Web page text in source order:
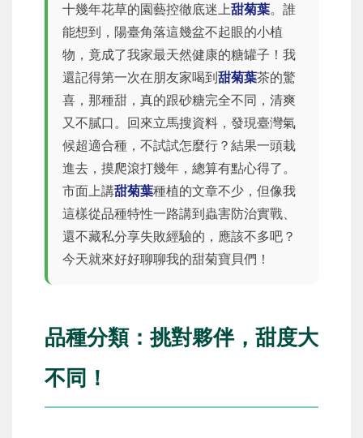
十幾年花草的園藝控徹底迷上甜菊葉。誰
能想到，陽臺角落這幾盆不起眼的小植
物，竟成了我家最天然健康的糖罐子！我
還記得第一次在朋友家喝到甜菊葉茶的驚
喜，那種甜，真的跟砂糖完全不同，清爽
又不膩口。回來立馬搜資料，發現臺灣氣
候超適合種，不試試怎麼行？結果一頭栽
進去，摸爬滾打幾年，總算有點心得了。
市面上講甜菊葉種植的文章不少，但像我
這樣從品種特性一路講到蟲害防治實戰、
還不藏私分享失敗經驗的，應該不多吧？
今天就來好好聊聊我的甜菊寶貝們！
品種分類：挑對夥伴，甜度大
不同！